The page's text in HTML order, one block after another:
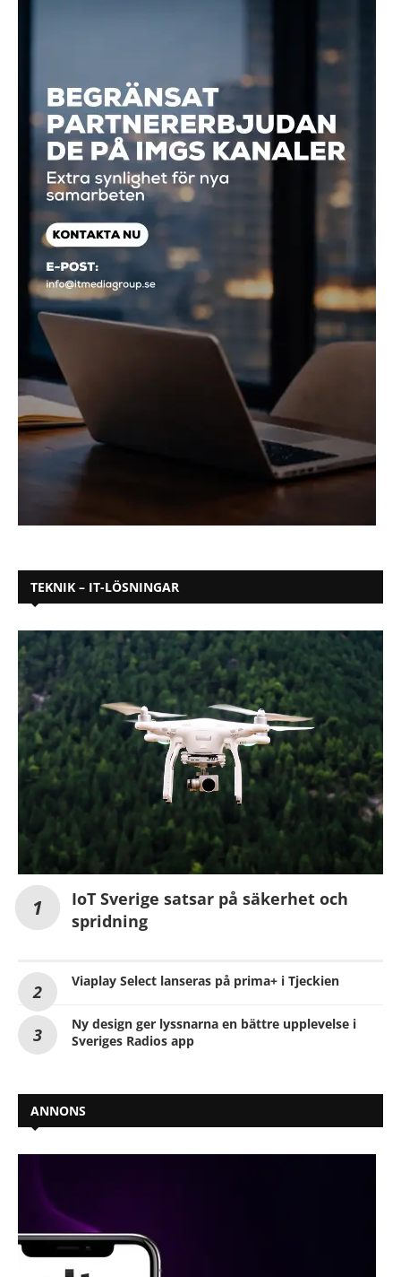
TEKNIK – IT-LÖSNINGAR
IoT Sverige satsar på säkerhet och
spridning
Viaplay Select lanseras på prima+ i Tjeckien
Ny design ger lyssnarna en bättre upplevelse i
Sveriges Radios app
ANNONS